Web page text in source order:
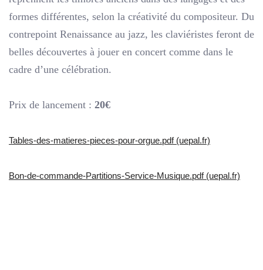
formes différentes, selon la créativité du compositeur. Du
contrepoint Renaissance au jazz, les claviéristes feront de
belles découvertes à jouer en concert comme dans le
cadre d’une célébration.
Prix de lancement : 20€
Tables-des-matieres-pieces-pour-orgue.pdf (uepal.fr)
Bon-de-commande-Partitions-Service-Musique.pdf (uepal.fr)